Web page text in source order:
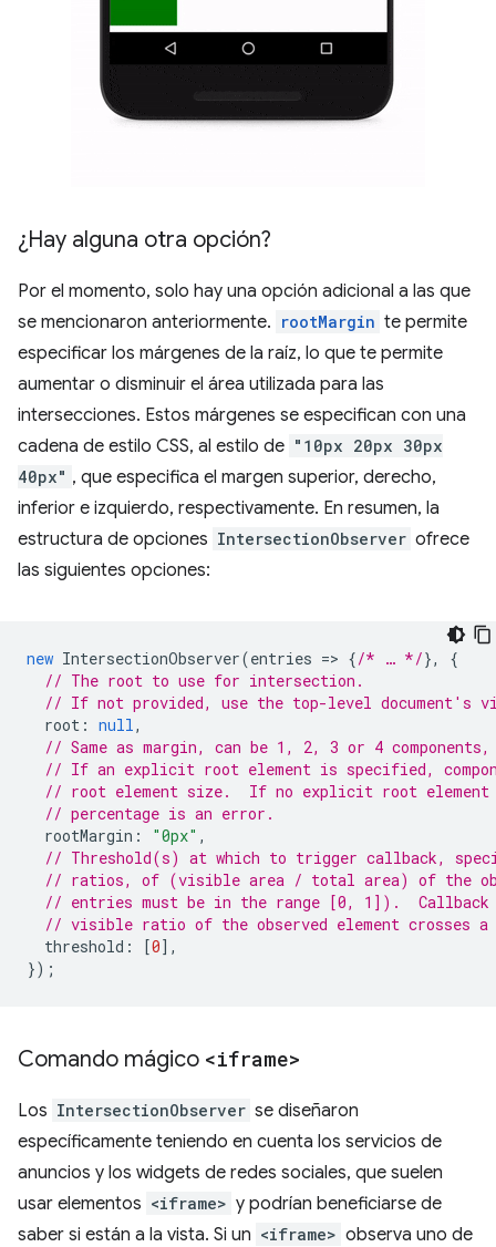
¿Hay alguna otra opción?
Por el momento, solo hay una opción adicional a las que
se mencionaron anteriormente. rootMargin te permite
especificar los márgenes de la raíz, lo que te permite
aumentar o disminuir el área utilizada para las
intersecciones. Estos márgenes se especifican con una
cadena de estilo CSS, al estilo de "10px 20px 30px
40px" , que especifica el margen superior, derecho,
inferior e izquierdo, respectivamente. En resumen, la
estructura de opciones IntersectionObserver ofrece
las siguientes opciones:
new IntersectionObserver(entries => {/* … */},
{
// The root to use for intersection.
// If not provided, use the top-level document's
root : null,
// Same as margin, can be 1, 2, 3 or 4
// If an explicit root element is specified,
// root element size.  If no explicit root
// percentage is an error.
rootMargin : "0px" ,
// Threshold(s) at which to trigger callback,
// ratios, of (visible area / total area) of the
// entries must be in the range [0, 1]).  Callback
// visible ratio of the observed element crosses
threshold : [0],
});
Comando mágico <iframe>
Los IntersectionObserver se diseñaron
específicamente teniendo en cuenta los servicios de
anuncios y los widgets de redes sociales, que suelen
usar elementos <iframe> y podrían beneficiarse de
saber si están a la vista. Si un <iframe> observa uno de